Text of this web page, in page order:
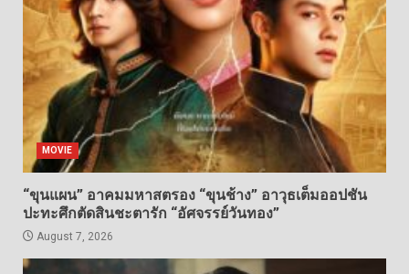
MOVIE
“ขุนแผน” อาคมมหาสตรอง “ขุนช้าง” อาวุธเต็มออปชัน
ปะทะศึกตัดสินชะตารัก “อัศจรรย์วันทอง”
August 7, 2026